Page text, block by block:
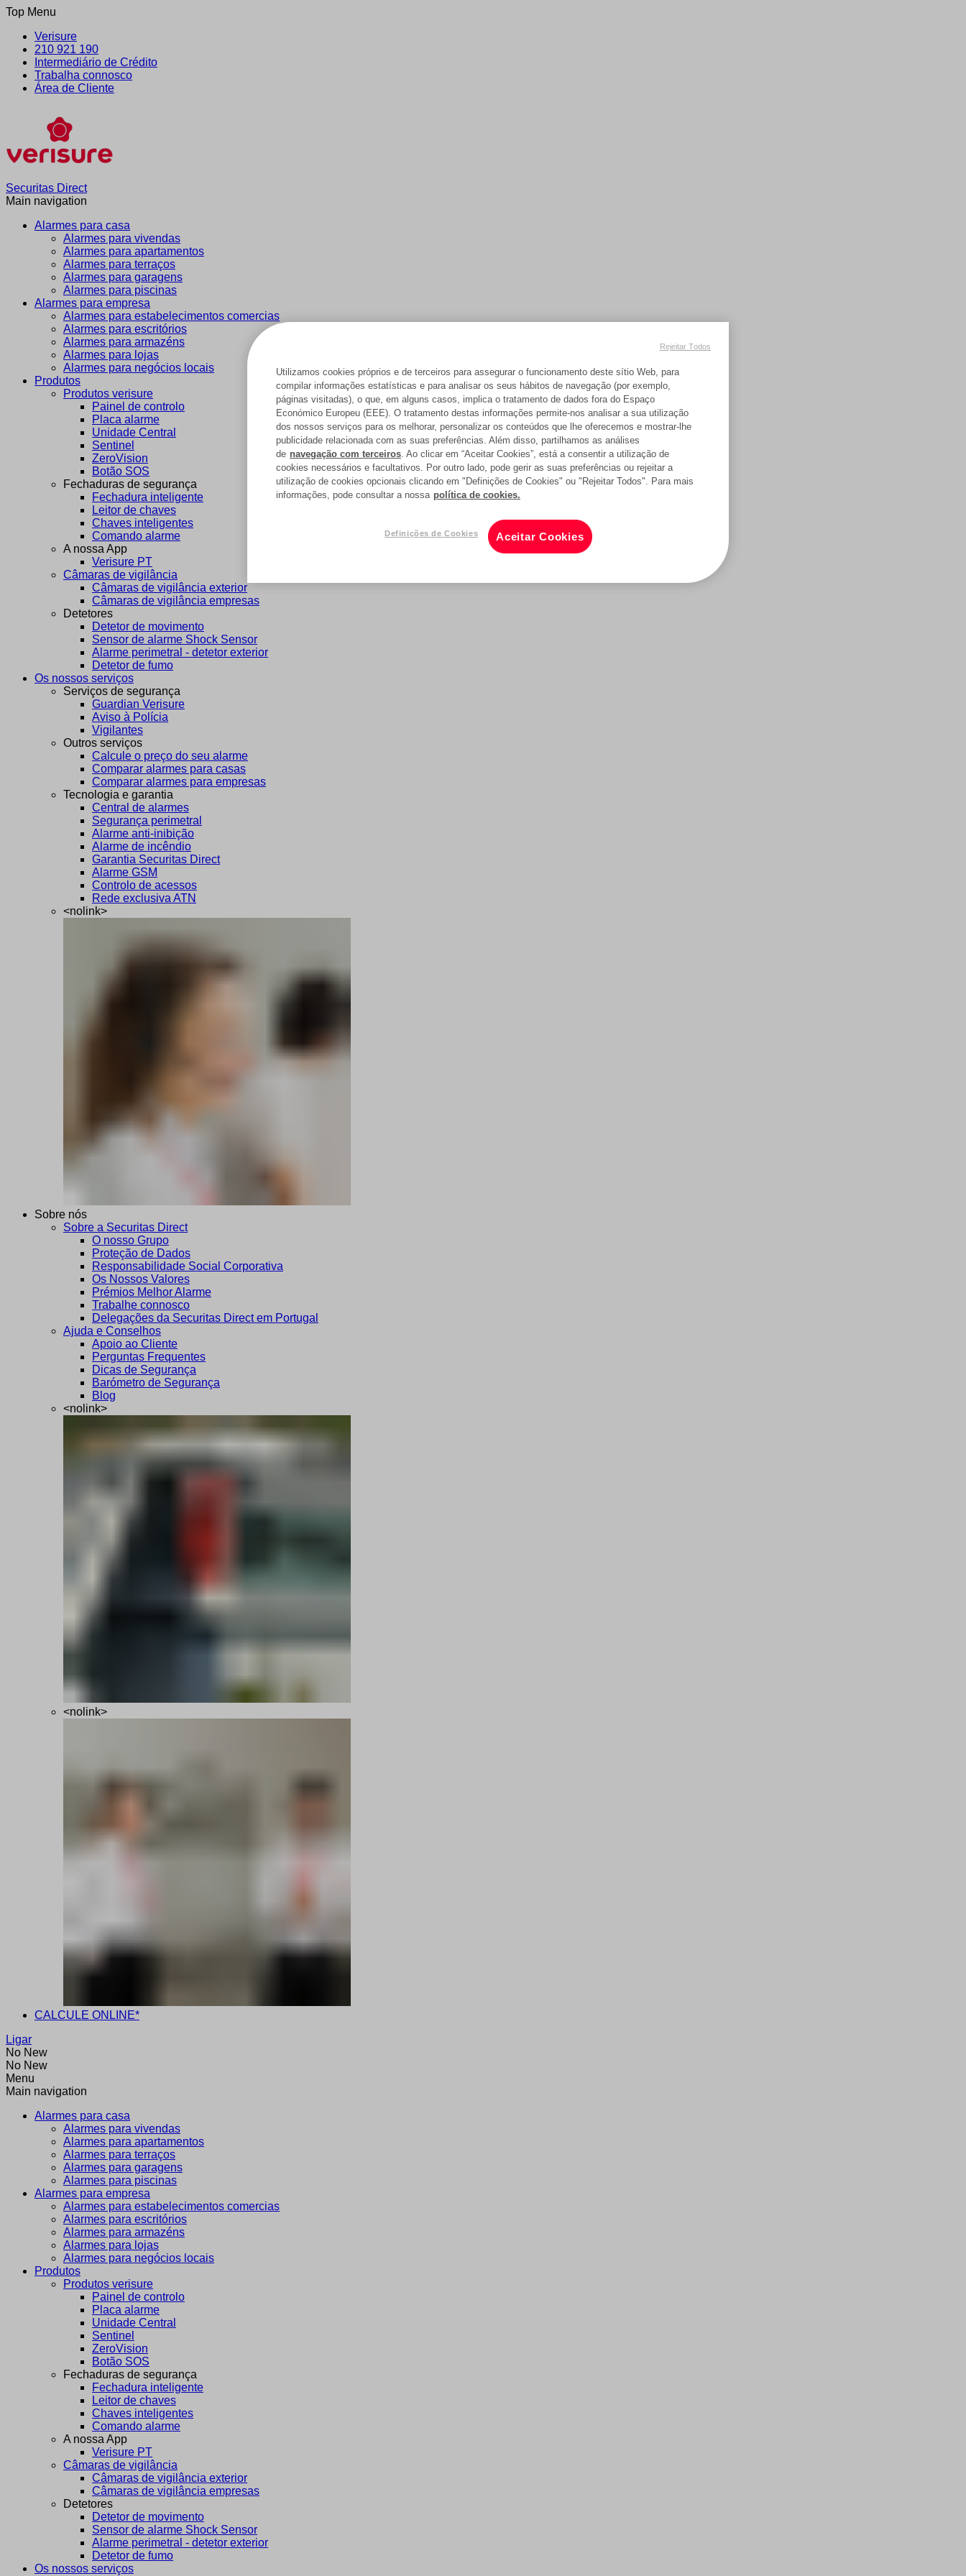
Top Menu
Verisure
210 921 190
Intermediário de Crédito
Trabalha connosco
Área de Cliente
Securitas Direct
Main navigation
Alarmes para casa
Alarmes para vivendas
Alarmes para apartamentos
Alarmes para terraços
Alarmes para garagens
Alarmes para piscinas
Alarmes para empresa
Alarmes para estabelecimentos comercias
Alarmes para escritórios
Alarmes para armazéns
Alarmes para lojas
Alarmes para negócios locais
Produtos
Produtos verisure
Painel de controlo
Placa alarme
Unidade Central
Sentinel
ZeroVision
Botão SOS
Fechaduras de segurança
Fechadura inteligente
Leitor de chaves
Chaves inteligentes
Comando alarme
A nossa App
Verisure PT
Câmaras de vigilância
Câmaras de vigilância exterior
Câmaras de vigilância empresas
Detetores
Detetor de movimento
Sensor de alarme Shock Sensor
Alarme perimetral - detetor exterior
Detetor de fumo
Os nossos serviços
Serviços de segurança
Guardian Verisure
Aviso à Polícia
Vigilantes
Outros serviços
Calcule o preço do seu alarme
Comparar alarmes para casas
Comparar alarmes para empresas
Tecnologia e garantia
Central de alarmes
Segurança perimetral
Alarme anti-inibição
Alarme de incêndio
Garantia Securitas Direct
Alarme GSM
Controlo de acessos
Rede exclusiva ATN
<nolink>
Sobre nós
Sobre a Securitas Direct
O nosso Grupo
Proteção de Dados
Responsabilidade Social Corporativa
Os Nossos Valores
Prémios Melhor Alarme
Trabalhe connosco
Delegações da Securitas Direct em Portugal
Ajuda e Conselhos
Apoio ao Cliente
Perguntas Frequentes
Dicas de Segurança
Barómetro de Segurança
Blog
<nolink>
<nolink>
CALCULE ONLINE*
Ligar
No New
No New
Menu
Main navigation
Alarmes para casa
Alarmes para vivendas
Alarmes para apartamentos
Alarmes para terraços
Alarmes para garagens
Alarmes para piscinas
Alarmes para empresa
Alarmes para estabelecimentos comercias
Alarmes para escritórios
Alarmes para armazéns
Alarmes para lojas
Alarmes para negócios locais
Produtos
Produtos verisure
Painel de controlo
Placa alarme
Unidade Central
Sentinel
ZeroVision
Botão SOS
Fechaduras de segurança
Fechadura inteligente
Leitor de chaves
Chaves inteligentes
Comando alarme
A nossa App
Verisure PT
Câmaras de vigilância
Câmaras de vigilância exterior
Câmaras de vigilância empresas
Detetores
Detetor de movimento
Sensor de alarme Shock Sensor
Alarme perimetral - detetor exterior
Detetor de fumo
Os nossos serviços
Utilizamos cookies próprios e de terceiros para assegurar o funcionamento deste sítio Web, para
compilar informações estatísticas e para analisar os seus hábitos de navegação (por exemplo,
páginas visitadas), o que, em alguns casos, implica o tratamento de dados fora do Espaço
Económico Europeu (EEE). O tratamento destas informações permite-nos analisar a sua utilização
dos nossos serviços para os melhorar, personalizar os conteúdos que lhe oferecemos e mostrar-lhe
publicidade relacionada com as suas preferências. Além disso, partilhamos as análises
de navegação com terceiros. Ao clicar em “Aceitar Cookies”, está a consentir a utilização de
cookies necessários e facultativos. Por outro lado, pode gerir as suas preferências ou rejeitar a
utilização de cookies opcionais clicando em "Definições de Cookies" ou "Rejeitar Todos". Para mais
informações, pode consultar a nossa política de cookies.
Aceitar Cookies
Definições de Cookies
Rejeitar Todos